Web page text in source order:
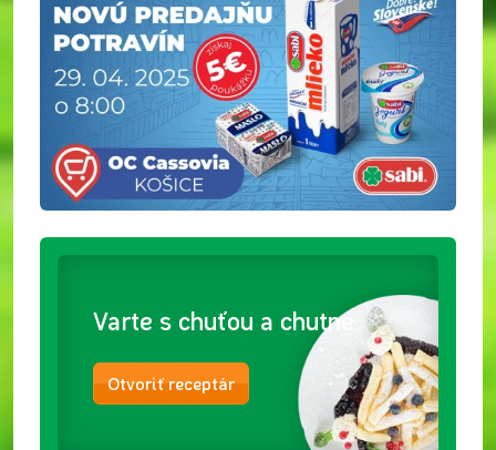
Varte s chuťou a chutne
Otvoriť receptár